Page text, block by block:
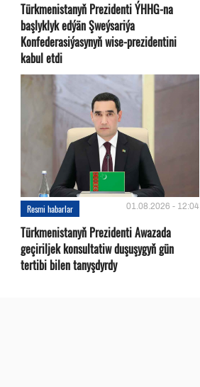
Türkmenistanyň Prezidenti ÝHHG-na
başlyklyk edýän Şweýsariýa
Konfederasiýasynyň wise-prezidentini
kabul etdi
Resmi habarlar 01.08.2026 - 12:04
Türkmenistanyň Prezidenti Awazada
geçiriljek konsultatiw duşuşygyň gün
tertibi bilen tanyşdyrdy